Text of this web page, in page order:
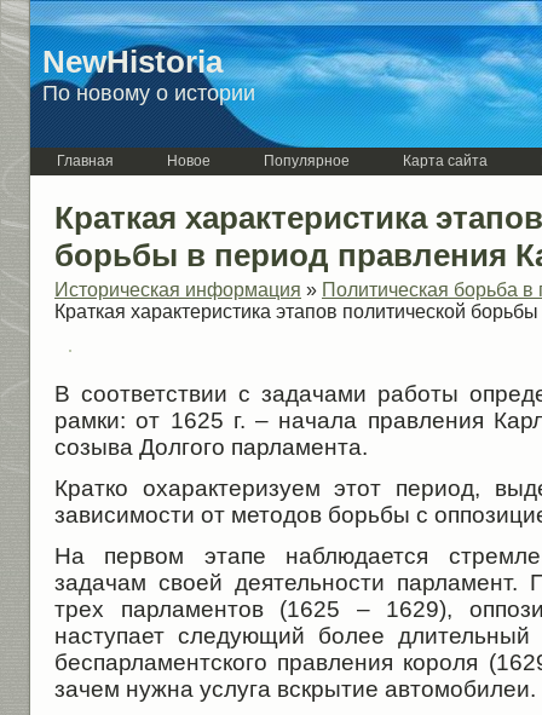
NewHistoria
По новому о истории
Главная Новое Популярное Карта сайта
Краткая характеристика
борьбы в период правления
Историческая информация » Политическая борьба
Краткая характеристика этапов политической
В соответствии с задачами работы
рамки: от 1625 г. – начала правления
созыва Долгого парламента.
Кратко охарактеризуем этот период,
зависимости от методов борьбы с
На первом этапе наблюдается
задачам своей деятельности парламент.
трех парламентов (1625 – 1629),
наступает следующий более длительный
беспарламентского правления короля
зачем нужна услуга вскрытие автомобилеи.